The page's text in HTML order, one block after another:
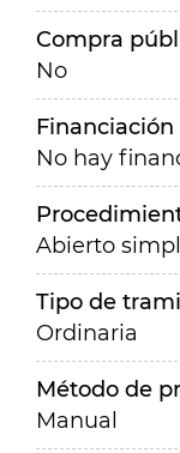
Compra
No
No hay
Abierto
Tipo de
Ordinaria
Método de
Manual